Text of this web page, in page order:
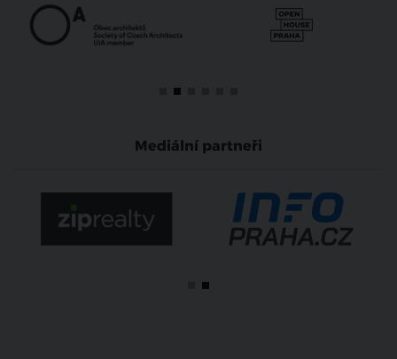
Mediální partneři